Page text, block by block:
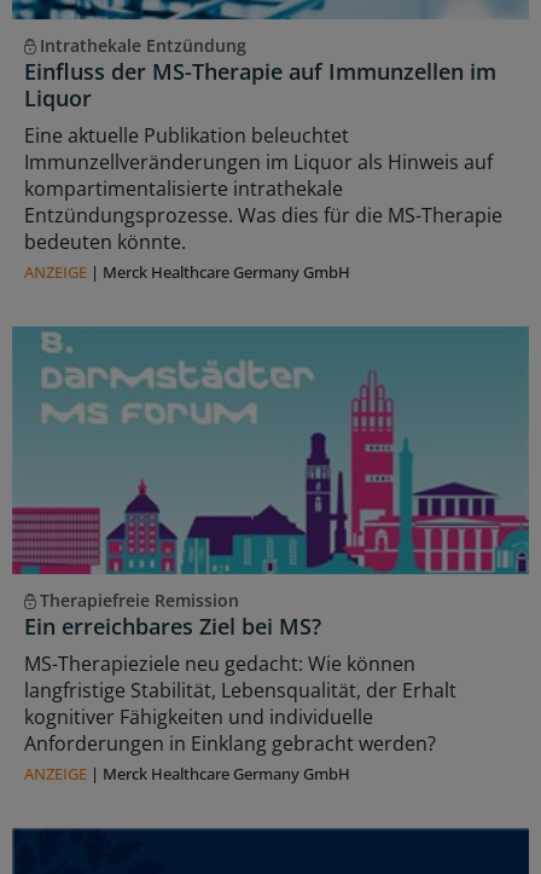
Intrathekale Entzündung
Einfluss der MS-Therapie auf Immunzellen im
Liquor
Eine aktuelle Publikation beleuchtet
Immunzellveränderungen im Liquor als Hinweis auf
kompartimentalisierte intrathekale
Entzündungsprozesse. Was dies für die MS-Therapie
bedeuten könnte.
ANZEIGE | Merck Healthcare Germany GmbH
Therapiefreie Remission
Ein erreichbares Ziel bei MS?
MS-Therapieziele neu gedacht: Wie können
langfristige Stabilität, Lebensqualität, der Erhalt
kognitiver Fähigkeiten und individuelle
Anforderungen in Einklang gebracht werden?
ANZEIGE | Merck Healthcare Germany GmbH